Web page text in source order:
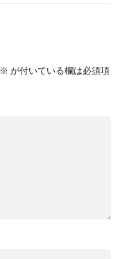
※ が付いている欄は必須項